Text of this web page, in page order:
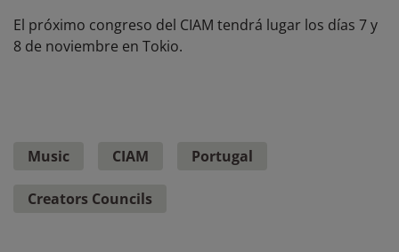
El próximo congreso del CIAM tendrá lugar los días 7 y
8 de noviembre en Tokio.
Music CIAM Portugal
Creators Councils